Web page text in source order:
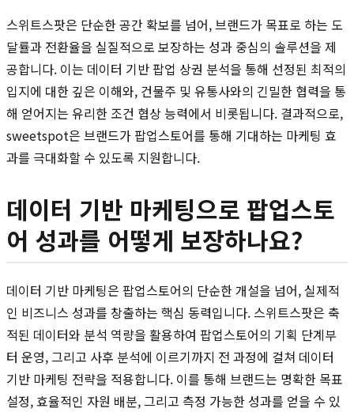
스위트스팟은 단순한 공간 확보를 넘어, 브랜드가 목표로 하는 도
달률과 전환율을 실질적으로 보장하는 성과 중심의 솔루션을 제
공합니다. 이는 데이터 기반 팝업 상권 분석을 통해 선정된 최적의
입지에 대한 깊은 이해와, 건물주 및 유통사와의 긴밀한 협력을 통
해 얻어지는 유리한 조건 협상 능력에서 비롯됩니다. 결과적으로,
sweetspot은 브랜드가 팝업스토어를 통해 기대하는 마케팅 효
과를 극대화할 수 있도록 지원합니다.
데이터 기반 마케팅으로 팝업스토
어 성과를 어떻게 보장하나요?
데이터 기반 마케팅은 팝업스토어의 단순한 개설을 넘어, 실제적
인 비즈니스 성과를 창출하는 핵심 동력입니다. 스위트스팟은 축
적된 데이터와 분석 역량을 활용하여 팝업스토어의 기획 단계부
터 운영, 그리고 사후 분석에 이르기까지 전 과정에 걸쳐 데이터
기반 마케팅 전략을 적용합니다. 이를 통해 브랜드는 명확한 목표
설정, 효율적인 자원 배분, 그리고 측정 가능한 성과를 얻을 수 있